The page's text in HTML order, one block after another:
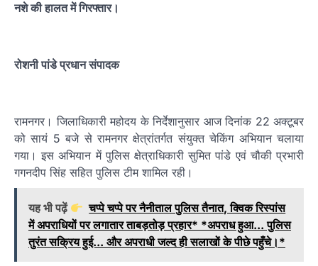
नशे की हालत में गिरफ्तार।
रोशनी पांडे प्रधान संपादक
रामनगर। जिलाधिकारी महोदय के निर्देशानुसार आज दिनांक 22 अक्टूबर
को सायं 5 बजे से रामनगर क्षेत्रांतर्गत संयुक्त चेकिंग अभियान चलाया
गया। इस अभियान में पुलिस क्षेत्राधिकारी सुमित पांडे एवं चौकी प्रभारी
गगनदीप सिंह सहित पुलिस टीम शामिल रही।
यह भी पढ़ें
चप्पे चप्पे पर नैनीताल पुलिस तैनात, क्विक रिस्पांस
में अपराधियों पर लगातार ताबड़तोड़ प्रहार* *अपराध हुआ... पुलिस
तुरंत सक्रिय हुई... और अपराधी जल्द ही सलाखों के पीछे पहुँचे।*